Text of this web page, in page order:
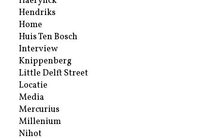
Hendriks
Home
Huis Ten Bosch
Interview
Knippenberg
Little Delft Street
Locatie
Media
Mercurius
Millenium
Nihot